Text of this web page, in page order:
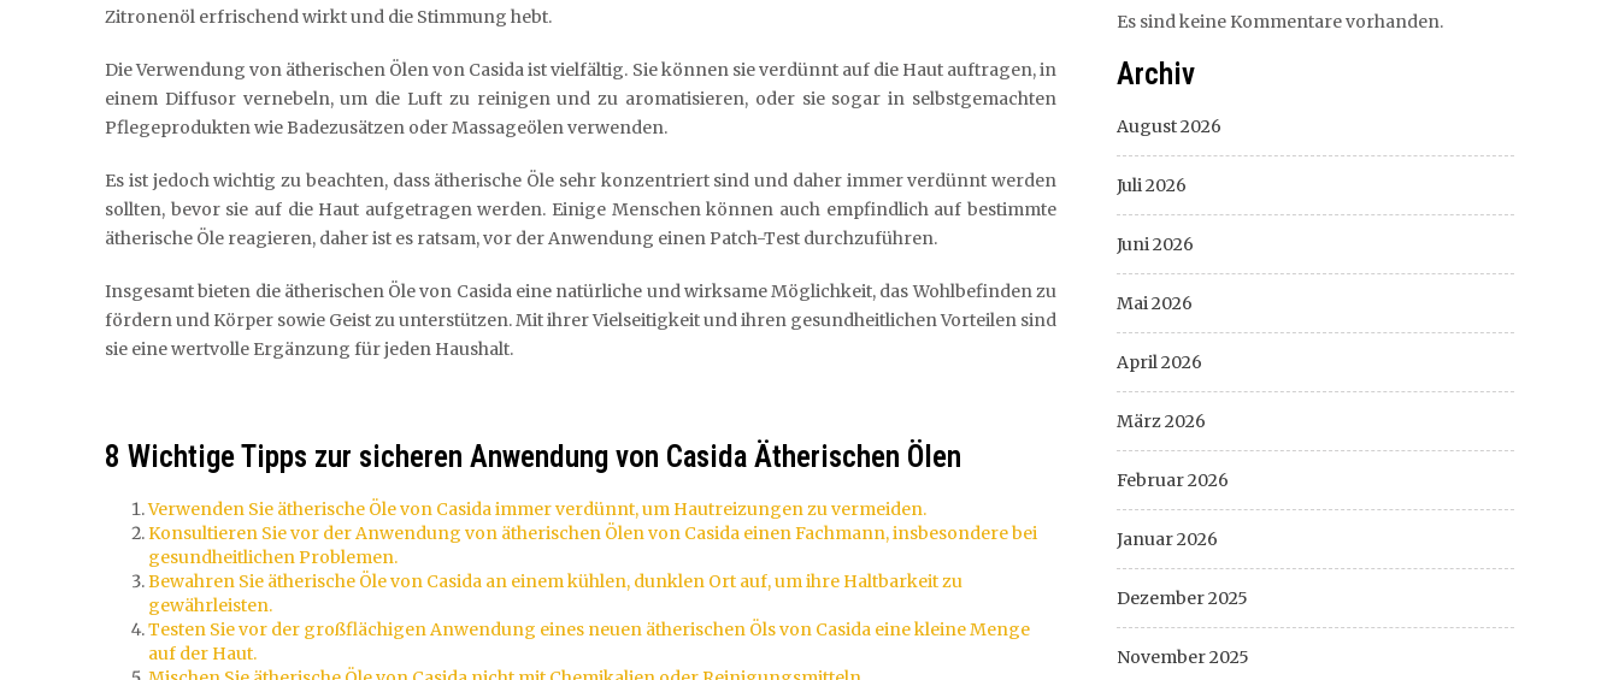
Zitronenöl erfrischend wirkt und die Stimmung hebt.
Die Verwendung von ätherischen Ölen von Casida ist vielfältig. Sie können sie verdünnt auf die Haut auftragen, in
einem Diffusor vernebeln, um die Luft zu reinigen und zu aromatisieren, oder sie sogar in selbstgemachten
Pflegeprodukten wie Badezusätzen oder Massageölen verwenden.
Es ist jedoch wichtig zu beachten, dass ätherische Öle sehr konzentriert sind und daher immer verdünnt werden
sollten, bevor sie auf die Haut aufgetragen werden. Einige Menschen können auch empfindlich auf bestimmte
ätherische Öle reagieren, daher ist es ratsam, vor der Anwendung einen Patch-Test durchzuführen.
Insgesamt bieten die ätherischen Öle von Casida eine natürliche und wirksame Möglichkeit, das Wohlbefinden zu
fördern und Körper sowie Geist zu unterstützen. Mit ihrer Vielseitigkeit und ihren gesundheitlichen Vorteilen sind
sie eine wertvolle Ergänzung für jeden Haushalt.
8 Wichtige Tipps zur sicheren Anwendung von Casida Ätherischen Ölen
Verwenden Sie ätherische Öle von Casida immer verdünnt, um Hautreizungen zu vermeiden.
Konsultieren Sie vor der Anwendung von ätherischen Ölen von Casida einen Fachmann, insbesondere bei
gesundheitlichen Problemen.
Bewahren Sie ätherische Öle von Casida an einem kühlen, dunklen Ort auf, um ihre Haltbarkeit zu
gewährleisten.
Testen Sie vor der großflächigen Anwendung eines neuen ätherischen Öls von Casida eine kleine Menge
auf der Haut.
Es sind keine Kommentare vorhanden.
Archiv
August 2026
Juli 2026
Juni 2026
Mai 2026
April 2026
März 2026
Februar 2026
Januar 2026
Dezember 2025
November 2025